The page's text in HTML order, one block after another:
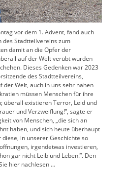
vor dem 1. Advent, fand auch
des Stadtteilvereins zum
damit an die Opfer der
auf der Welt verübt wurden
Dieses Gedenken war 2023
des Stadtteilvereins,
der Welt, auch in uns sehr nahen
müssen Menschen für ihre
überall existieren Terror, Leid und
und Verzweiflung!”, sagte er
von Menschen, „die sich an
haben, und sich heute überhaupt
in unserer Geschichte so
irgendetwas investieren,
gar nicht Leib und Leben!”. Den
hier nachlesen …